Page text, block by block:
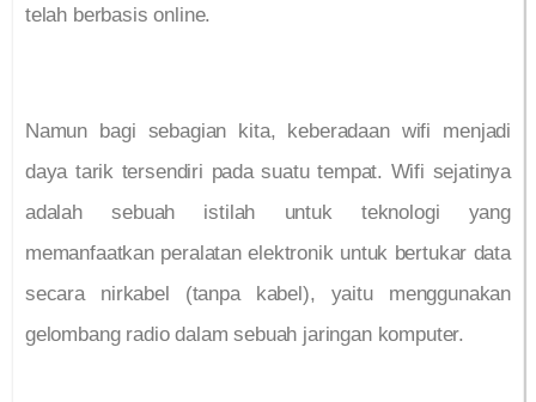
telah berbasis online.
Namun bagi sebagian kita, keberadaan wifi menjadi
daya tarik tersendiri pada suatu tempat. Wifi sejatinya
adalah sebuah istilah untuk teknologi yang
memanfaatkan peralatan elektronik untuk bertukar data
secara nirkabel (tanpa kabel), yaitu menggunakan
gelombang radio dalam sebuah jaringan komputer.